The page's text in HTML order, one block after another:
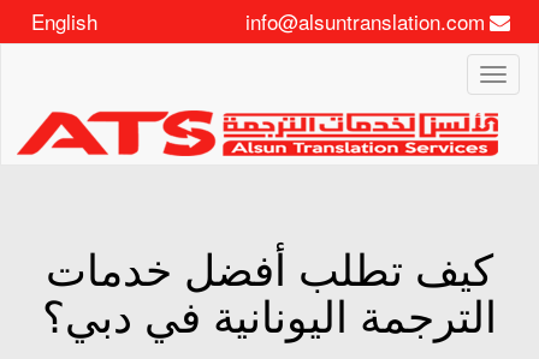
English info@alsuntranslation.com
Toggle
navigation
كيف تطلب أفضل خدمات
الترجمة اليونانية في دبي؟